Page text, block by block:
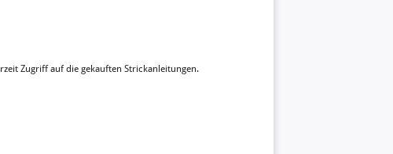
Zugriff auf die gekauften Strickanleitungen.